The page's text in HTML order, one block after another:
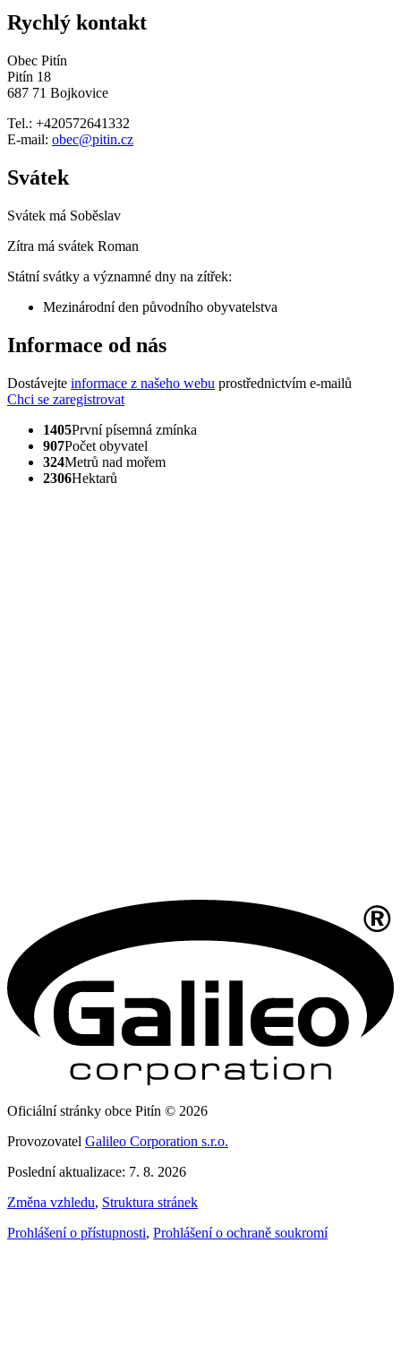
Rychlý kontakt
Obec Pitín
Pitín 18
687 71 Bojkovice
Tel.: +420572641332
E-mail: obec@pitin.cz
Svátek
Svátek má Soběslav
Zítra má svátek Roman
Státní svátky a významné dny na zítřek:
Mezinárodní den původního obyvatelstva
Informace od nás
Dostávejte informace z našeho webu prostřednictvím e-mailů
Chci se zaregistrovat
1405První písemná zmínka
907Počet obyvatel
324Metrů nad mořem
2306Hektarů
Oficiální stránky obce Pitín © 2026
Provozovatel Galileo Corporation s.r.o.
Poslední aktualizace: 7. 8. 2026
Změna vzhledu, Struktura stránek
Prohlášení o přístupnosti, Prohlášení o ochraně soukromí